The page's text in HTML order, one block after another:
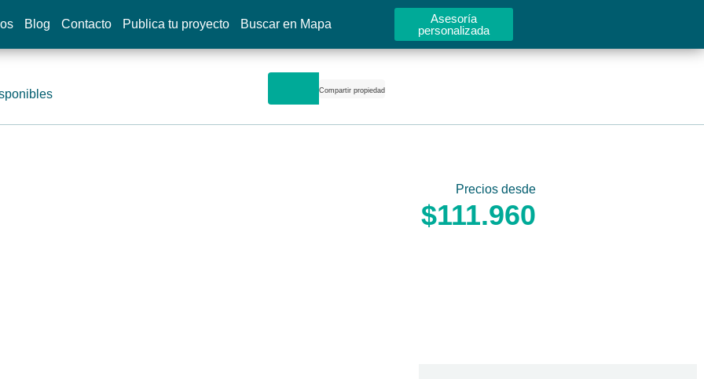
Blog Contacto Publica tu proyecto Buscar en Mapa
Asesoría
personalizada
Compartir propiedad
Precios desde
$111.960